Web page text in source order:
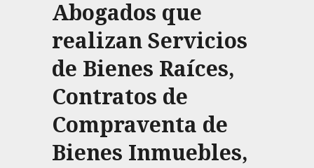
Abogados que
realizan Servicios
de Bienes Raíces,
Contratos de
Compraventa de
Bienes Inmuebles,